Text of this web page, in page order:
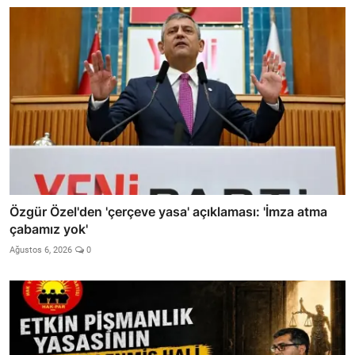
Özgür Özel'den 'çerçeve yasa' açıklaması: 'İmza atma
çabamız yok'
Ağustos 6, 2026 0